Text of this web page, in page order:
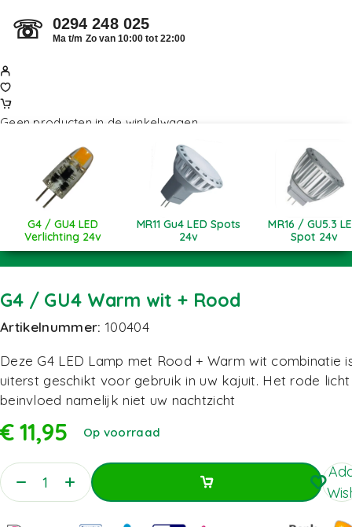
☏ 0294 248 025
Ma t/m Zo van 10:00 tot 22:00
Geen producten in de winkelwagen.
G4 / GU4 LED
Verlichting 24v
MR11 Gu4 LED Spots
24v
MR16 / GU5.3
Spot 24v
G4 / GU4 Warm wit + Rood
Artikelnummer:100404
Deze G4 LED Lamp met Rood + Warm wit combinatie
uiterst geschikt voor gebruik in uw kajuit. Het rode licht
beinvloed namelijk niet uw nachtzicht
€11,95 Op voorraad